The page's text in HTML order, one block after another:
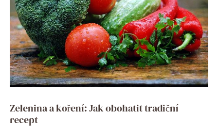
Zelenina a koření: Jak obohatit tradiční
recept